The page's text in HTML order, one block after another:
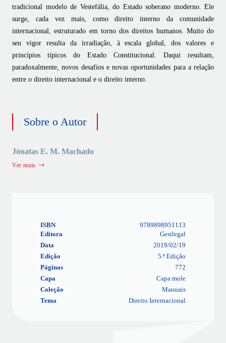
tradicional modelo de Vestefália, do Estado soberano moderno. Ele
surge, cada vez mais, como direito interno da comunidade
internacional, estruturado em torno dos direitos humanos. Muito do
seu vigor resulta da irradiação, à escala global, dos valores e
princípios típicos do Estado Constitucional. Daqui resultam,
paradoxalmente, novos desafios e novas oportunidades para a relação
entre o direito internacional e o direito interno.
Sobre o Autor
Jónatas E. M. Machado
Ver mais
ISBN
9789898951113
Editora
Gestlegal
Data
2019/02/19
Edição
5.ª Edição
Páginas
772
Capa
Capa mole
Coleção
Manuais
Tema
Direito Internacional